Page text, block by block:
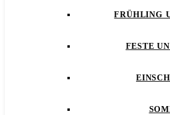
FRÜHLING
FESTE